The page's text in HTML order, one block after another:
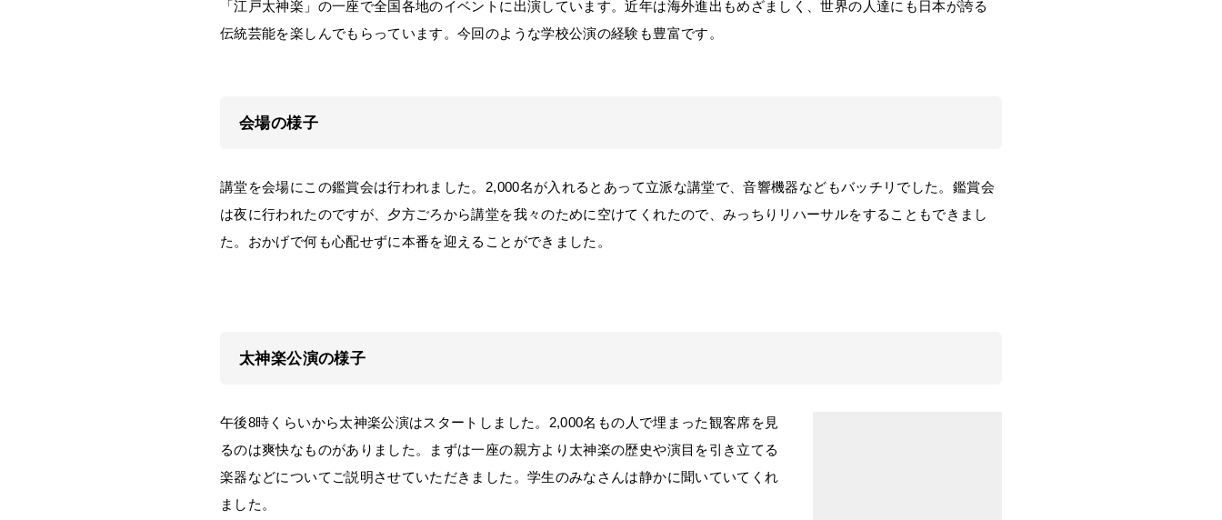
「江戸太神楽」の一座で全国各地のイベントに出演しています。近年は海外進出もめざましく、世界の人達にも日本が誇る
伝統芸能を楽しんでもらっています。今回のような学校公演の経験も豊富です。
会場の様子
講堂を会場にこの鑑賞会は行われました。2,000名が入れるとあって立派な講堂で、音響機器などもバッチリでした。鑑賞会
は夜に行われたのですが、夕方ごろから講堂を我々のために空けてくれたので、みっちりリハーサルをすることもできまし
た。おかげで何も心配せずに本番を迎えることができました。
太神楽公演の様子
午後8時くらいから太神楽公演はスタートしました。2,000名もの人で埋まった観客席を見
るのは爽快なものがありました。まずは一座の親方より太神楽の歴史や演目を引き立てる
楽器などについてご説明させていただきました。学生のみなさんは静かに聞いていてくれ
ました。